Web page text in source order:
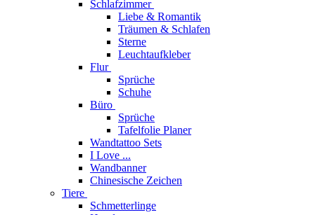
Schlafzimmer
Liebe & Romantik
Träumen & Schlafen
Sterne
Leuchtaufkleber
Flur
Sprüche
Schuhe
Büro
Sprüche
Tafelfolie Planer
Wandtattoo Sets
I Love ...
Wandbanner
Chinesische Zeichen
Tiere
Schmetterlinge